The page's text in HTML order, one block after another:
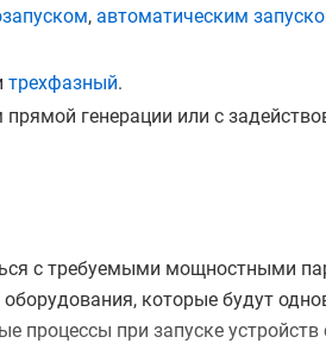
, автоматическим
трехфазный.
прямой генерации или с
с требуемыми мощностными
которые будут
процессы при запуске